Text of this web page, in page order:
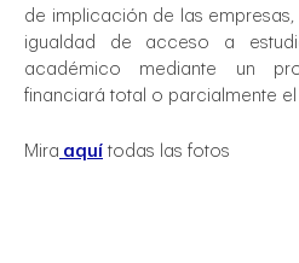
de implicación de las
igualdad de acceso a
académico mediante un
financiará total o parcialmente
Mira aquí todas las fotos